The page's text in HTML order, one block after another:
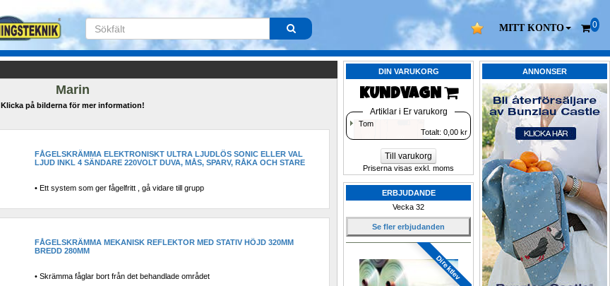
MITT KONTO 0
ANNONSER
DIN VARUKORG
KUNDVAGN
Artiklar i Er varukorg
Tom
Totalt: 0,00 kr
Till varukorg
Priserna visas exkl. moms
ERBJUDANDE
Vecka 32
Se fler erbjudanden
Direktlev
Marin
Klicka på bilderna för mer information!
FÅGELSKRÄMMA ELEKTRONISKT ULTRA LJUDLÖS SONIC ELLER VAL
LJUD INKL 4 SÄNDARE 220VOLT DUVA, MÅS, SPARV, RÅKA OCH STARE
• Ett system som ger fågelfritt , gå vidare till grupp
FÅGELSKRÄMMA MEKANISK REFLEKTOR MED STATIV HÖJD 320MM
BREDD 280MM
• Skrämma fåglar bort från det behandlade området